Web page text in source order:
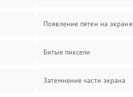
Появление пятен на экране
Битые пиксели
Затемнение части экрана